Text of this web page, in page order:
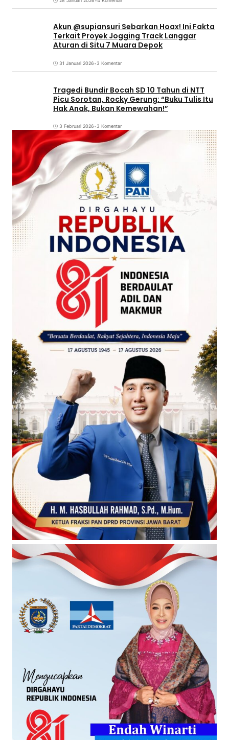
Akun @supiansuri Sebarkan Hoax! Ini Fakta
Terkait Proyek Jogging Track Langgar
Aturan di Situ 7 Muara Depok
31 Januari 2026•3 Komentar
Tragedi Bundir Bocah SD 10 Tahun di NTT
Picu Sorotan, Rocky Gerung: “Buku Tulis Itu
Hak Anak, Bukan Kemewahan!”
3 Februari 2026•3 Komentar